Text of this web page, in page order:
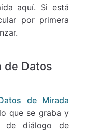
aquí. Si está
por primera
de Datos
de Mirada
que se graba y
de diálogo de